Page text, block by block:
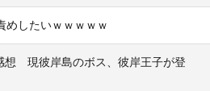
めしたいｗｗｗｗｗ
想 現彼岸島のボス、彼岸王子が登